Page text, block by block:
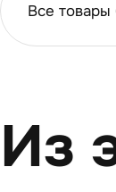
Все товары
Из